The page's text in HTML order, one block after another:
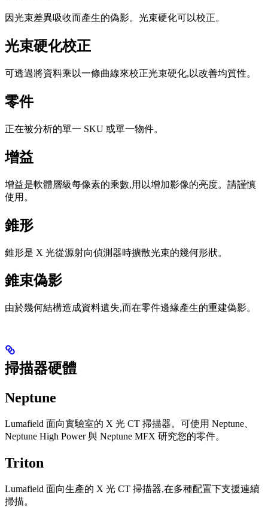
因光束差異吸收而產生的偽影。光束硬化可以校正。
光束硬化校正
可透過將資料乘以一條曲線來校正光束硬化,以改善均質性。
零件
正在被分析的單一 SKU 或單一物件。
增益
增益是軟體層級每像素的乘數,用以增加影像的亮度。請謹慎
使用。
錐形
錐形是 X 光從源射向偵測器時擴散光束的幾何形狀。
錐束偽影
由於幾何結構造成資料遺失,而在零件邊緣產生的重建偽影。
掃描器硬體
Neptune
Lumafield 面向實驗室的 X 光 CT 掃描器。可使用 Neptune、
Neptune High Power 與 Neptune MFX 研究您的零件。
Triton
Lumafield 面向生產的 X 光 CT 掃描器,在多種配置下支援連續
掃描。